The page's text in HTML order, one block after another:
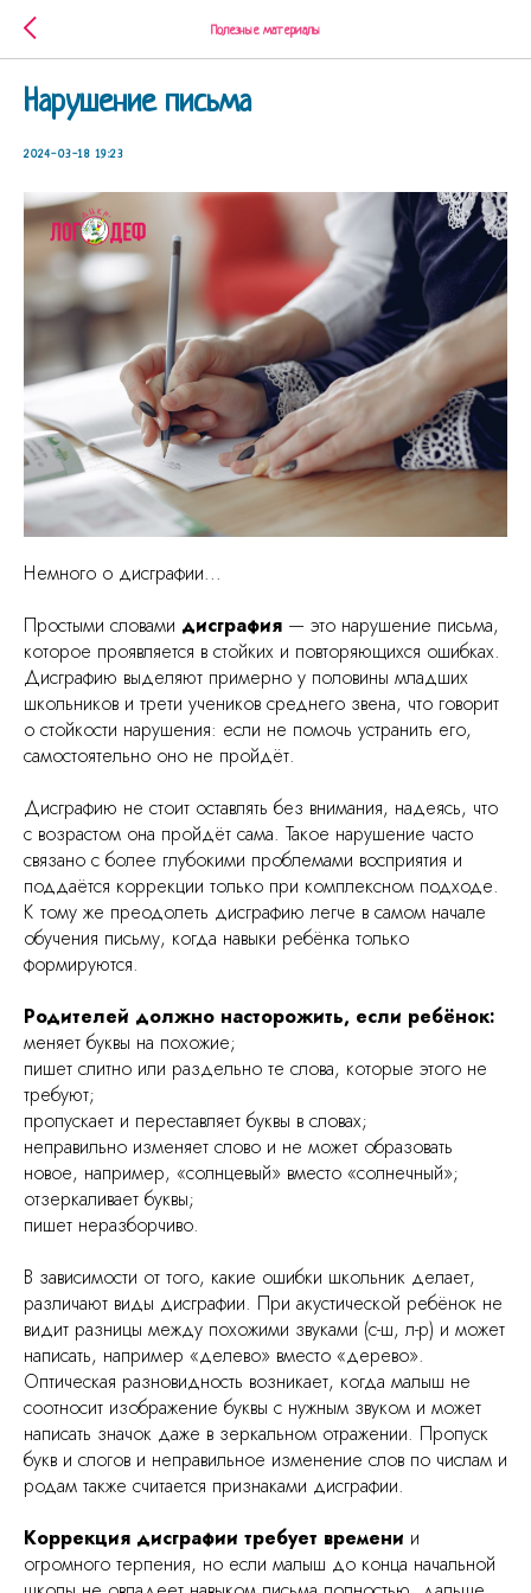
Полезные материалы
Нарушение письма
2024-03-18 19:23
Немного о дисграфии...
Простыми словами дисграфия — это нарушение письма,
которое проявляется в стойких и повторяющихся ошибках.
Дисграфию выделяют примерно у половины младших
школьников и трети учеников среднего звена, что говорит
о стойкости нарушения: если не помочь устранить его,
самостоятельно оно не пройдёт.
Дисграфию не стоит оставлять без внимания, надеясь, что
с возрастом она пройдёт сама. Такое нарушение часто
связано с более глубокими проблемами восприятия и
поддаётся коррекции только при комплексном подходе.
К тому же преодолеть дисграфию легче в самом начале
обучения письму, когда навыки ребёнка только
формируются.
Родителей должно насторожить, если ребёнок:
меняет буквы на похожие;
пишет слитно или раздельно те слова, которые этого не
требуют;
пропускает и переставляет буквы в словах;
неправильно изменяет слово и не может образовать
новое, например, «солнцевый» вместо «солнечный»;
отзеркаливает буквы;
пишет неразборчиво.
В зависимости от того, какие ошибки школьник делает,
различают виды дисграфии. При акустической ребёнок не
видит разницы между похожими звуками (с-ш, л-р) и может
написать, например «делево» вместо «дерево».
Оптическая разновидность возникает, когда малыш не
соотносит изображение буквы с нужным звуком и может
написать значок даже в зеркальном отражении. Пропуск
букв и слогов и неправильное изменение слов по числам и
родам также считается признаками дисграфии.
Коррекция дисграфии требует времени и
огромного терпения, но если малыш до конца начальной